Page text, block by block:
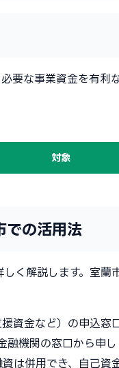
要な事業資金を有利
対象
での活用法
く解説します。室蘭
資金など）の申込窓
融機関の窓口から申し
は併用でき、自己資